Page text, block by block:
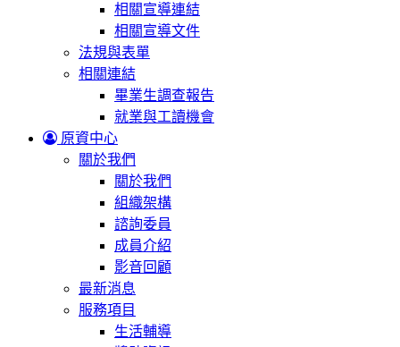
相關宣導連結
相關宣導文件
法規與表單
相關連結
畢業生調查報告
就業與工讀機會
原資中心
關於我們
關於我們
組織架構
諮詢委員
成員介紹
影音回顧
最新消息
服務項目
生活輔導